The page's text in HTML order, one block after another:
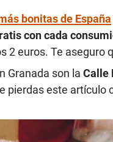
bonitas de España
con cada
2 euros. Te aseguro
Granada son la Calle
pierdas este artículo